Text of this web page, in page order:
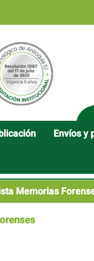
Envíos y
Memorias